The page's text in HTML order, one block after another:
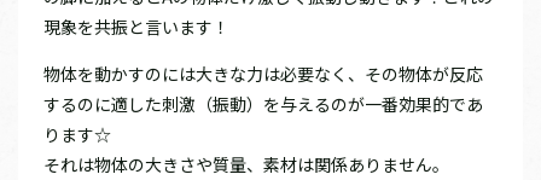
現象を共振と言います！
物体を動かすのには大きな力は必要なく、その物体が反応
するのに適した刺激（振動）を与えるのが一番効果的であ
ります☆
それは物体の大きさや質量、素材は関係ありません。